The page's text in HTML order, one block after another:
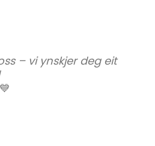
– vi ynskjer deg eit
💙